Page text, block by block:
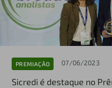
PREMIAÇÃO 07/06/2023
Sicredi é destaque no